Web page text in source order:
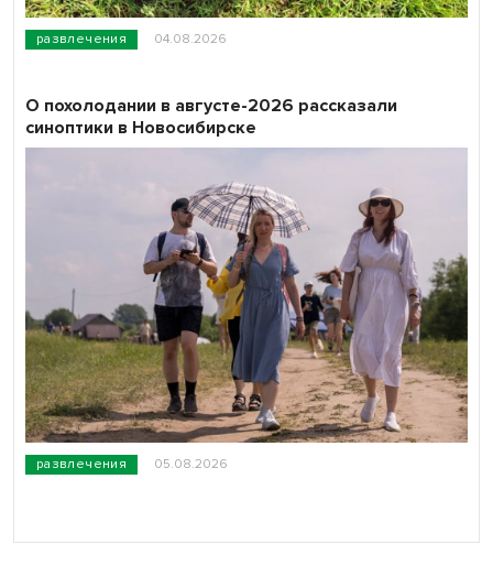
развлечения 04.08.2026
развлечения 05.08.2026
О похолодании в августе-2026 рассказали
синоптики в Новосибирске